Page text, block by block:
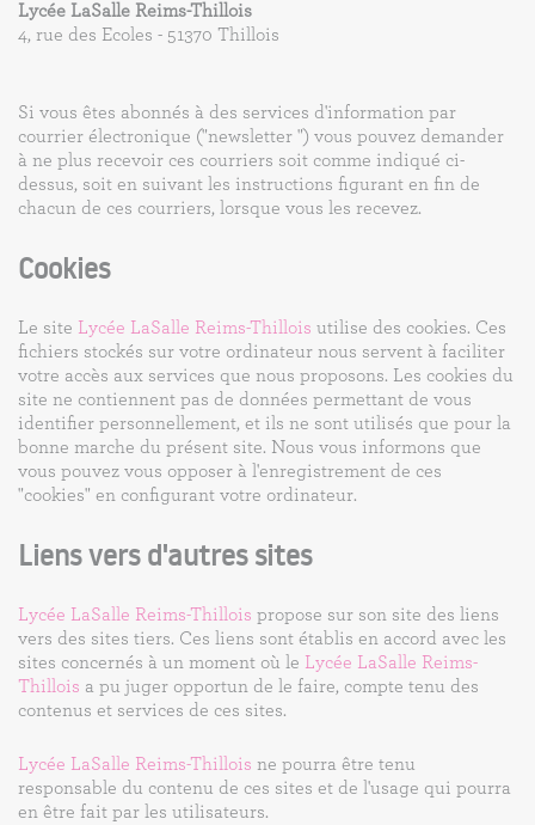
Lycée LaSalle Reims-Thillois
4, rue des Ecoles - 51370 Thillois
Si vous êtes abonnés à des services d'information par
courrier électronique ("newsletter ") vous pouvez demander
à ne plus recevoir ces courriers soit comme indiqué ci-
dessus, soit en suivant les instructions figurant en fin de
chacun de ces courriers, lorsque vous les recevez.
Cookies
Le site Lycée LaSalle Reims-Thillois utilise des cookies. Ces
fichiers stockés sur votre ordinateur nous servent à faciliter
votre accès aux services que nous proposons. Les cookies du
site ne contiennent pas de données permettant de vous
identifier personnellement, et ils ne sont utilisés que pour la
bonne marche du présent site. Nous vous informons que
vous pouvez vous opposer à l'enregistrement de ces
"cookies" en configurant votre ordinateur.
Liens vers d'autres sites
Lycée LaSalle Reims-Thillois propose sur son site des liens
vers des sites tiers. Ces liens sont établis en accord avec les
sites concernés à un moment où le Lycée LaSalle Reims-
Thillois a pu juger opportun de le faire, compte tenu des
contenus et services de ces sites.
Lycée LaSalle Reims-Thillois ne pourra être tenu
responsable du contenu de ces sites et de l'usage qui pourra
en être fait par les utilisateurs.